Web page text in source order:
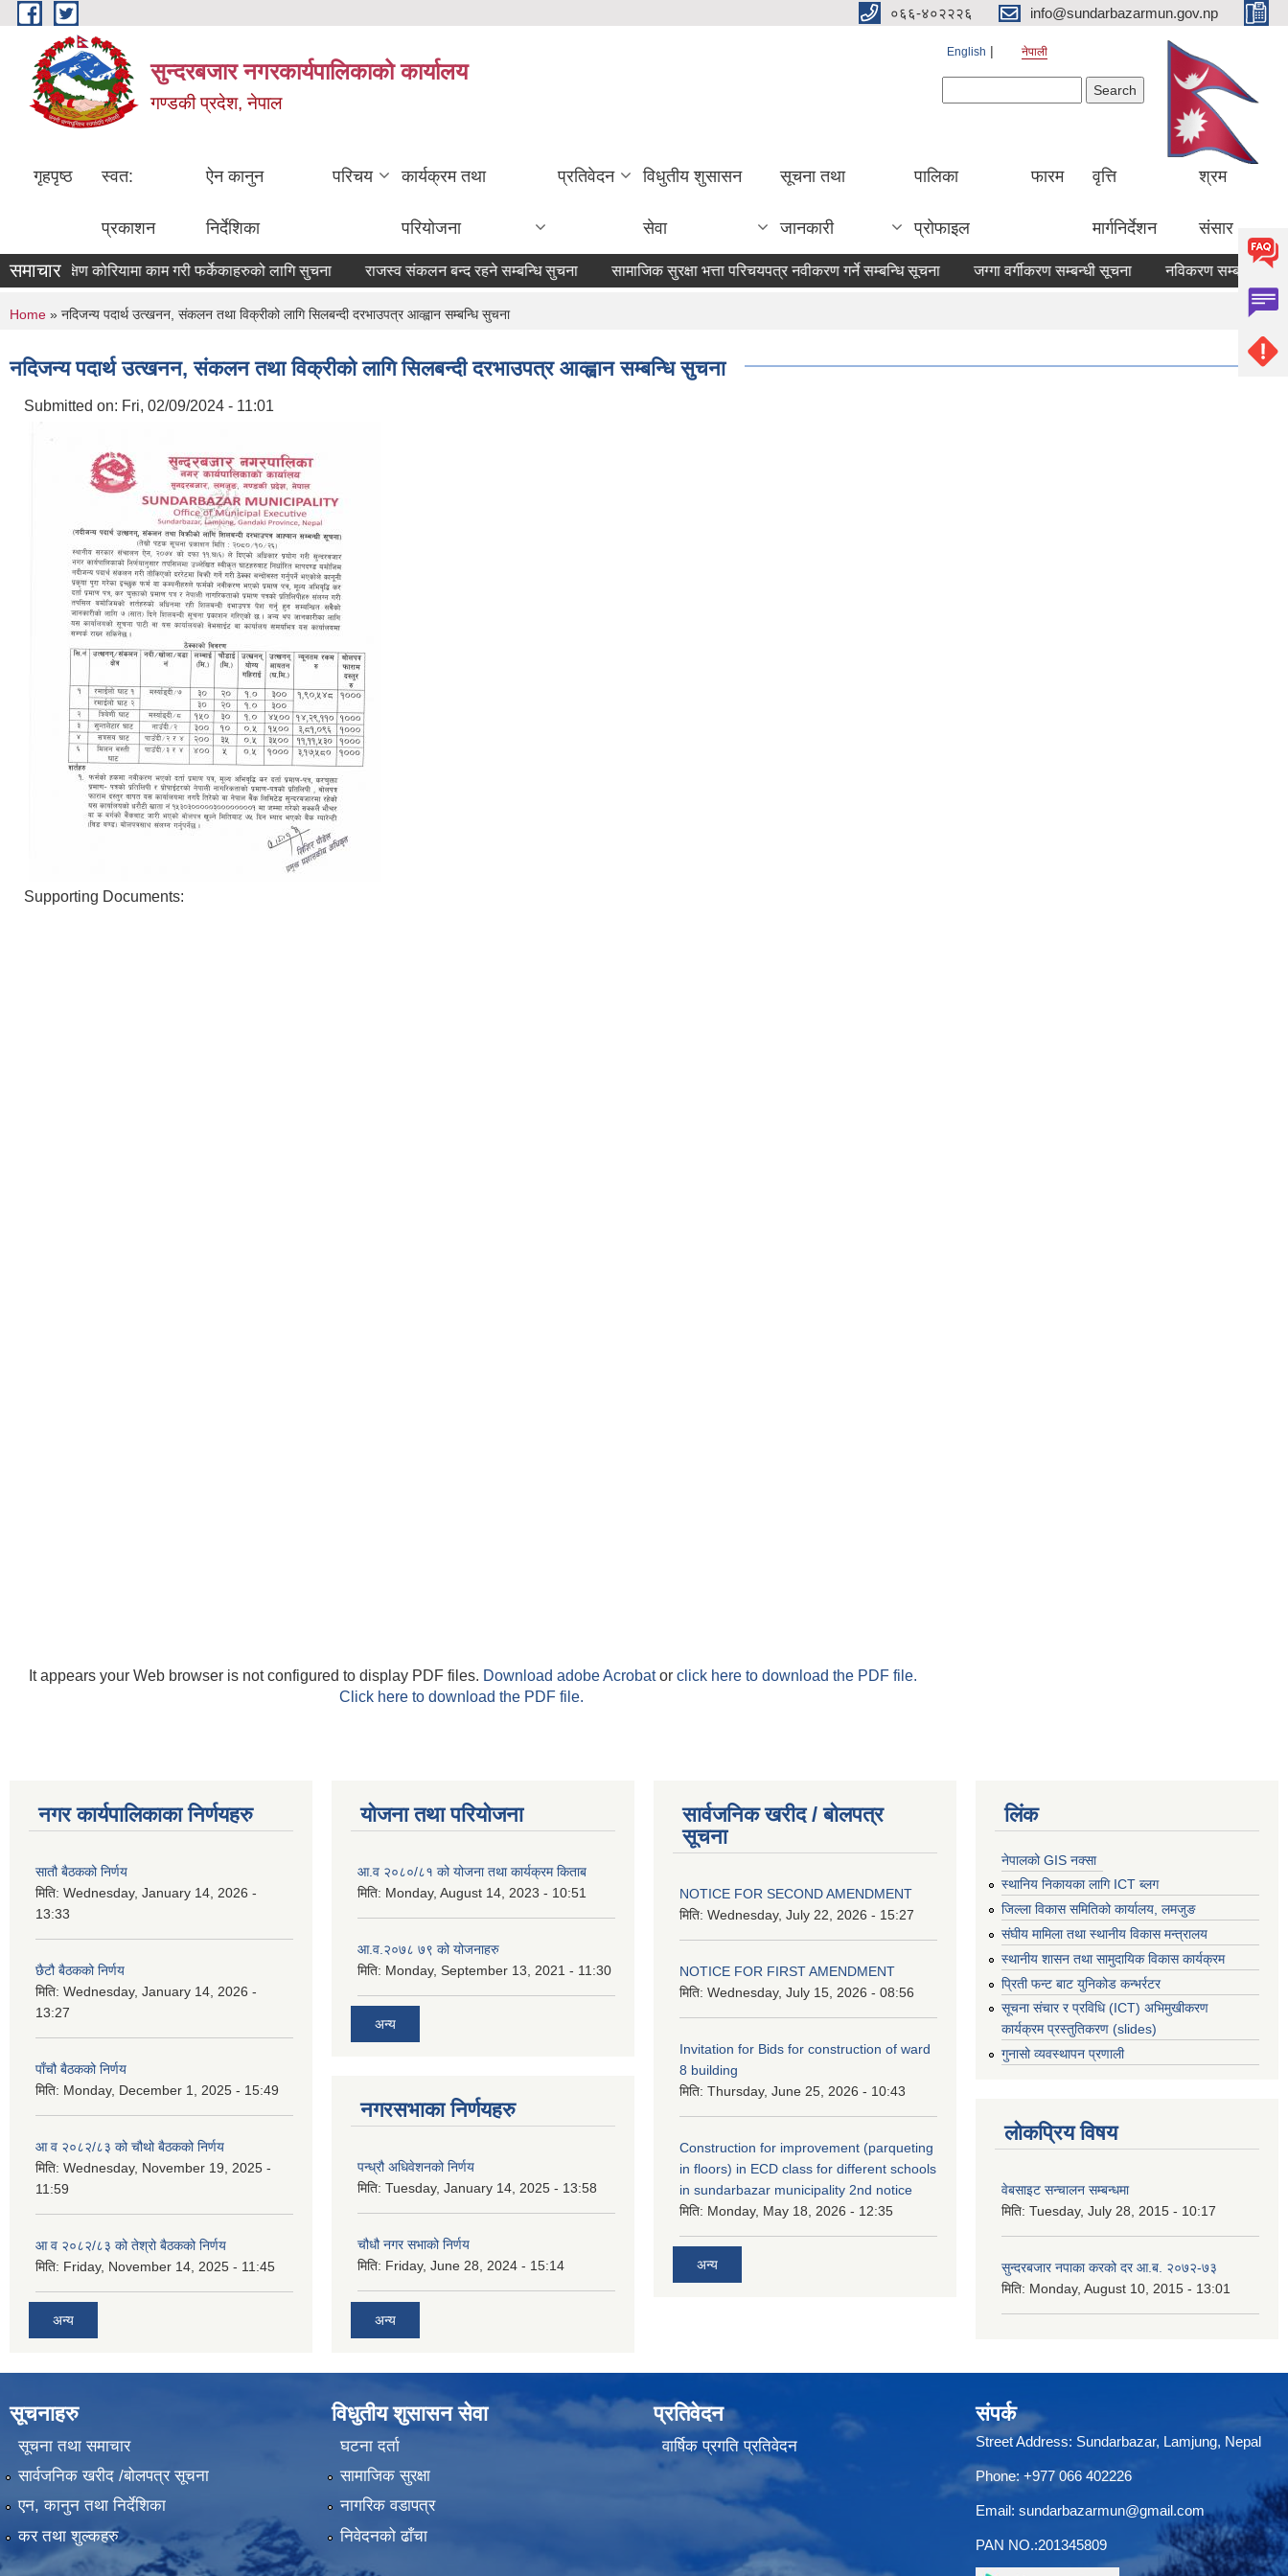
Skip to main content ०६६-४०२२२६ info@sundarbazarmun.gov.np
सुन्दरबजार नगरकार्यपालिकाको कार्यालय
गण्डकी प्रदेश, नेपाल
English नेपाली
गृहपृष्ठ स्वत:
प्रकाशन
ऐन कानुन
निर्देशिका
परिचय कार्यक्रम तथा
परियोजना
प्रतिवेदन विधुतीय शुसासन
सेवा
सूचना तथा
जानकारी
पालिका
प्रोफाइल
फारम वृत्ति
मार्गनिर्देशन
श्रम
संसार
समाचार
EPS मार्फत दक्षिण कोरियामा काम गरी फर्केकाहरुको लागि सुचना राजस्व संकलन बन्द रहने सम्बन्धि सुचना सामाजिक सुरक्षा भत्ता परिचयपत्र नवीकरण गर्ने सम्बन्धि सूचना जग्गा वर्गीकरण सम्बन्धी सूचना नविकरण सम्बन्धमा
You are here
Home » नदिजन्य पदार्थ उत्खनन, संकलन तथा विक्रीको लागि सिलबन्दी दरभाउपत्र आव्ह्वान सम्बन्धि सुचना
नदिजन्य पदार्थ उत्खनन, संकलन तथा विक्रीको लागि सिलबन्दी दरभाउपत्र आव्ह्वान सम्बन्धि सुचना
Submitted on: Fri, 02/09/2024 - 11:01
Supporting Documents:
It appears your Web browser is not configured to display PDF files. Download adobe Acrobator click here to download the PDF file.
Click here to download the PDF file.
नगर कार्यपालिकाका निर्णयहरु
सातौ बैठकको निर्णय
मिति: Wednesday, January 14, 2026 -
13:33
छैटौ बैठकको निर्णय
मिति: Wednesday, January 14, 2026 -
13:27
पाँचौ बैठकको निर्णय
मिति: Monday, December 1, 2025 - 15:49
आ व २०८२/८३ को चौथो बैठकको निर्णय
मिति: Wednesday, November 19, 2025 -
11:59
आ व २०८२/८३ को तेश्रो बैठकको निर्णय
मिति: Friday, November 14, 2025 - 11:45
अन्य
योजना तथा परियोजना
आ.व २०८०/८१ को योजना तथा कार्यक्रम किताब
मिति: Monday, August 14, 2023 - 10:51
आ.व.२०७८ ७९ को योजनाहरु
मिति: Monday, September 13, 2021 - 11:30
अन्य
नगरसभाका निर्णयहरु
पन्ध्रौ अधिवेशनको निर्णय
मिति: Tuesday, January 14, 2025 - 13:58
चौधौ नगर सभाको निर्णय
मिति: Friday, June 28, 2024 - 15:14
अन्य
सार्वजनिक खरीद / बोलपत्र
सूचना
NOTICE FOR SECOND AMENDMENT
मिति: Wednesday, July 22, 2026 - 15:27
NOTICE FOR FIRST AMENDMENT
मिति: Wednesday, July 15, 2026 - 08:56
Invitation for Bids for construction of ward
8 building
मिति: Thursday, June 25, 2026 - 10:43
Construction for improvement (parqueting
in floors) in ECD class for different schools
in sundarbazar municipality 2nd notice
मिति: Monday, May 18, 2026 - 12:35
अन्य
लिंक
नेपालको GIS नक्सा
स्थानिय निकायका लागि ICT ब्लग
जिल्ला विकास समितिको कार्यालय, लमजुङ
संघीय मामिला तथा स्थानीय विकास मन्त्रालय
स्थानीय शासन तथा सामुदायिक विकास कार्यक्रम
प्रिती फन्ट बाट युनिकोड कन्भर्रटर
सूचना संचार र प्रविधि (ICT) अभिमुखीकरण
कार्यक्रम प्रस्तुतिकरण (slides)
गुनासो व्यवस्थापन प्रणाली
लोकप्रिय विषय
वेबसाइट सन्चालन सम्बन्धमा
मिति: Tuesday, July 28, 2015 - 10:17
सुन्दरबजार नपाका करको दर आ.ब. २०७२-७३
मिति: Monday, August 10, 2015 - 13:01
सूचनाहरु
सूचना तथा समाचार
सार्वजनिक खरीद /बोलपत्र सूचना
एन, कानुन तथा निर्देशिका
कर तथा शुल्कहरु
विधुतीय शुसासन सेवा
घटना दर्ता
सामाजिक सुरक्षा
नागरिक वडापत्र
निवेदनको ढाँचा
प्रतिवेदन
वार्षिक प्रगति प्रतिवेदन
संपर्क
Street Address: Sundarbazar, Lamjung, Nepal
Phone: +977 066 402226
Email: sundarbazarmun@gmail.com
PAN NO.:201345809